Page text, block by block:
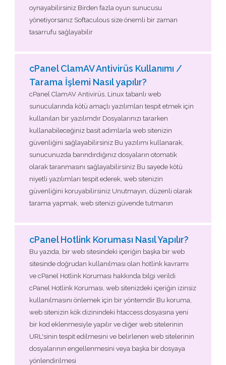
oynayabilirsiniz Birden fazla oyun sunucusu
yönetiyorsanız Softaculous size önemli bir zaman
tasarrufu sağlayabilir
cPanel ClamAV Antivirüs Kullanımı /
Tarama İşlemi Nasıl yapılır?
cPanel ClamAV Antivirüs, Linux tabanlı web
sunucularında kötü amaçlı yazılımları tespit etmek için
kullanılan bir yazılımdır Dosyalarınızı tararken
kullanabileceğiniz basit adımlarla web sitenizin
güvenliğini sağlayabilirsiniz Bu yazılımı kullanarak,
sunucunuzda barındırdığınız dosyaların otomatik
olarak taranmasını sağlayabilirsiniz Bu sayede kötü
niyetli yazılımları tespit ederek, web sitenizin
güvenliğini koruyabilirsiniz Unutmayın, düzenli olarak
tarama yapmak, web sitenizi güvende tutmanın
cPanel Hotlink Koruması Nasıl Yapılır?
Bu yazıda, bir web sitesindeki içeriğin başka bir web
sitesinde doğrudan kullanılması olan hotlink kavramı
ve cPanel Hotlink Koruması hakkında bilgi verildi
cPanel Hotlink Koruması, web sitenizdeki içeriğin izinsiz
kullanılmasını önlemek için bir yöntemdir Bu koruma,
web sitenizin kök dizinindeki htaccess dosyasına yeni
bir kod eklenmesiyle yapılır ve diğer web sitelerinin
URL'sinin tespit edilmesini ve belirlenen web sitelerinin
dosyalarının engellenmesini veya başka bir dosyaya
yönlendirilmesi